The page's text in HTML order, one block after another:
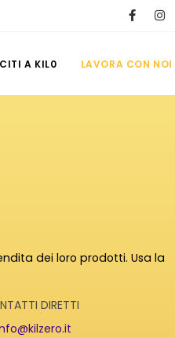
A KIL0 LAVORA CON NOI
dei loro prodotti. Usa la
DIRETTI